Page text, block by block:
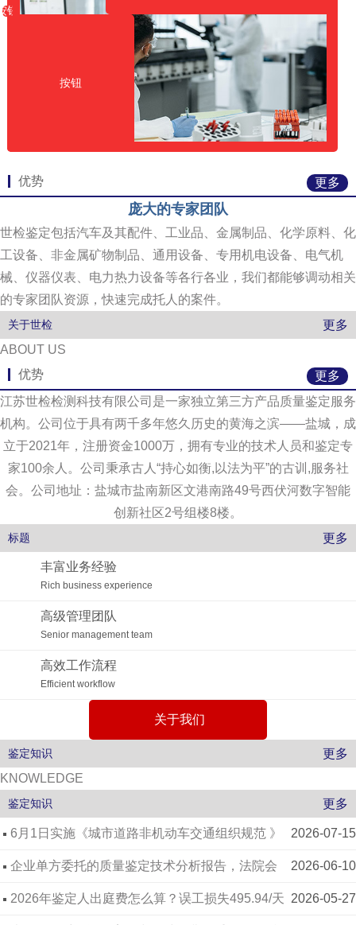
钮
按钮
按钮
优势 更多
庞大的专家团队
世检鉴定包括汽车及其配件、工业品、金属制品、化学原料、化
工设备、非金属矿物制品、通用设备、专用机电设备、电气机
械、仪器仪表、电力热力设备等各行各业，我们都能够调动相关
的专家团队资源，快速完成托人的案件。
关于世检
更多
ABOUT US
优势
更多
江苏世检检测科技有限公司是一家独立第三方产品质量鉴定服务
机构。公司位于具有两千多年悠久历史的黄海之滨——盐城，成
立于2021年，注册资金1000万，拥有专业的技术人员和鉴定专
家100余人。公司秉承古人“持心如衡,以法为平”的古训,服务社
会。公司地址：盐城市盐南新区文港南路49号西伏河数字智能
创新社区2号组楼8楼。
标题 更多
丰富业务经验
Rich business experience
高级管理团队
Senior management team
高效工作流程
Efficient workflow
关于我们
鉴定知识
更多
KNOWLEDGE
鉴定知识 更多
2026-07-15
6月1日实施《城市道路非机动车交通组织规范 》
GA/T 2379-2026 2026-06-10
企业单方委托的质量鉴定技术分析报告，法院会
不会采信？关键看这几点 2026-05-27
2026年鉴定人出庭费怎么算？误工损失495.94/天